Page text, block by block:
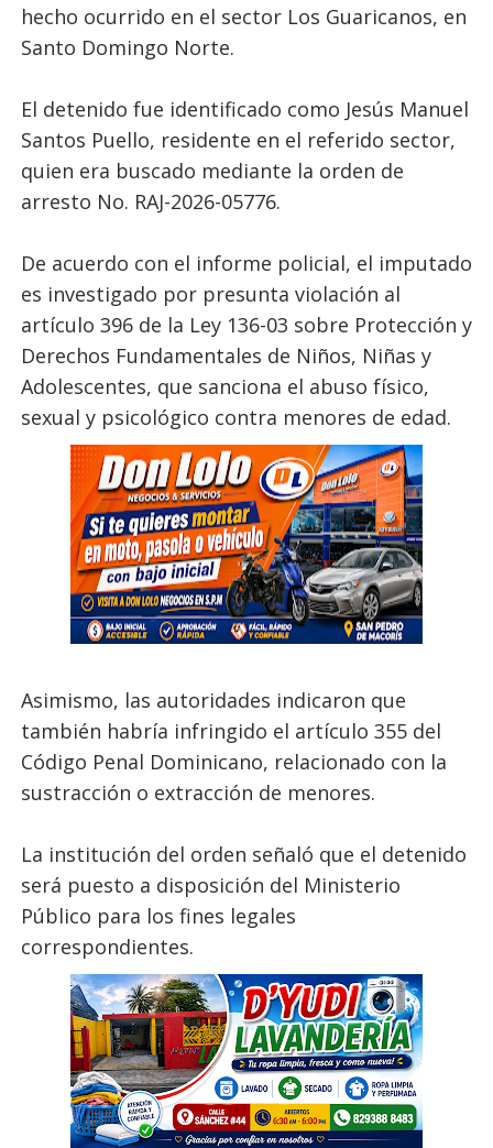
hecho ocurrido en el sector Los Guaricanos, en
Santo Domingo Norte.
El detenido fue identificado como Jesús Manuel
Santos Puello, residente en el referido sector,
quien era buscado mediante la orden de
arresto No. RAJ-2026-05776.
De acuerdo con el informe policial, el imputado
es investigado por presunta violación al
artículo 396 de la Ley 136-03 sobre Protección y
Derechos Fundamentales de Niños, Niñas y
Adolescentes, que sanciona el abuso físico,
sexual y psicológico contra menores de edad.
Asimismo, las autoridades indicaron que
también habría infringido el artículo 355 del
Código Penal Dominicano, relacionado con la
sustracción o extracción de menores.
La institución del orden señaló que el detenido
será puesto a disposición del Ministerio
Público para los fines legales
correspondientes.